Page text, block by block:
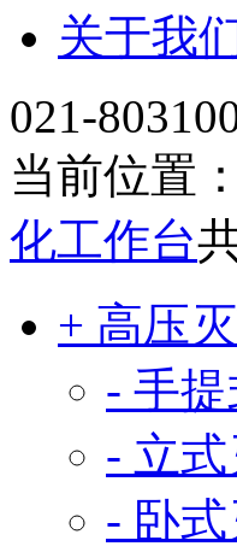
关于我
021-
当前位置：
化工作台
+ 高压
- 手
- 立
- 卧